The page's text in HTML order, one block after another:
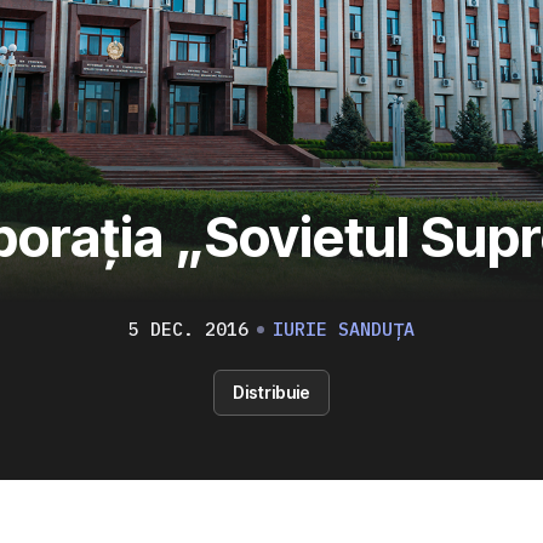
„Sovietul
5 DEC. 2016 IURIE SANDUȚA
Distribuie